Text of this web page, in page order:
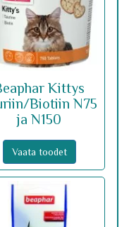
Kittys
Biotiin N75
ja N150
Vaata toodet